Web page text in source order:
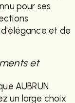
pour ses
et de
et
AUBRUN
un large choix